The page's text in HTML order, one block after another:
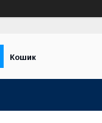
Кошик